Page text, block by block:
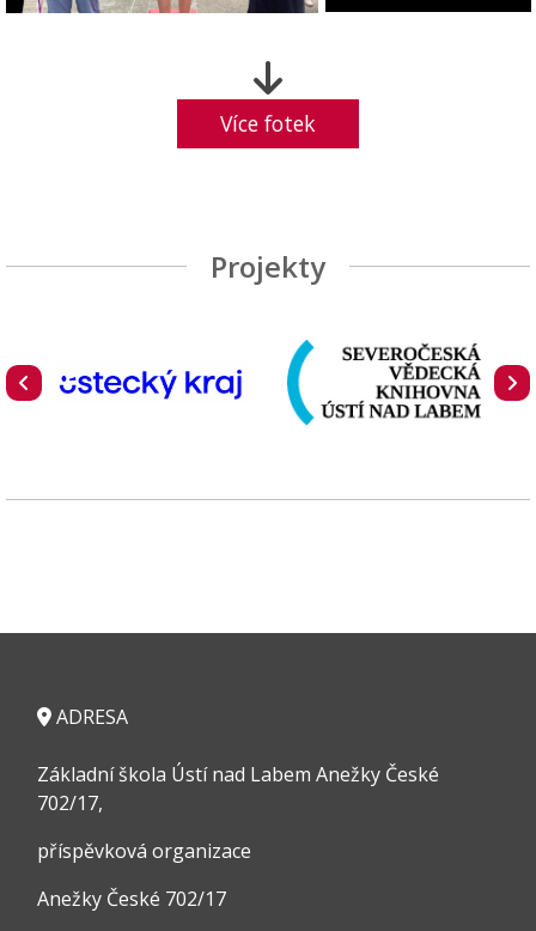
Více fotek
Projekty
ADRESA
Základní škola Ústí nad Labem Anežky České
702/17,
příspěvková organizace
Anežky České 702/17